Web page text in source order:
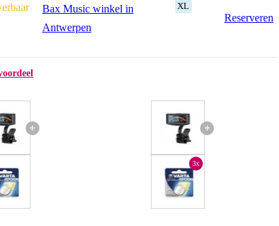
Bax Music winkel in
Antwerpen
XL
Reserveren
+ +
3x